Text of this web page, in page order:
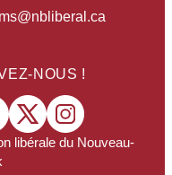
NOUS !
libérale du Nouveau-